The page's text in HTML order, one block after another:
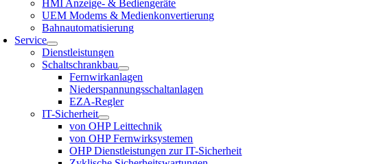
HMI Anzeige- & Bediengeräte
UEM Modems & Medienkonvertierung
Bahnautomatisierung
Service
Dienstleistungen
Schaltschrankbau
Fernwirkanlagen
Niederspannungsschaltanlagen
EZA-Regler
IT-Sicherheit
von OHP Leittechnik
von OHP Fernwirksystemen
OHP Dienstleistungen zur IT-Sicherheit